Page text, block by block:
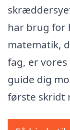
har brug for
matematik,
fag, er
guide dig
første skridt